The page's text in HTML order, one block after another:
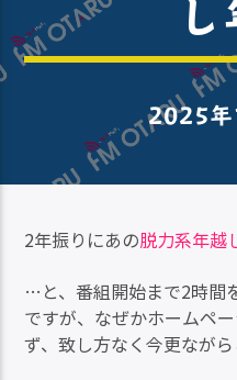
2025
2年振りにあの脱力系年越
…と、番組開始まで2時間
ですが、なぜかホームペ
ず、致し方なく今更なが